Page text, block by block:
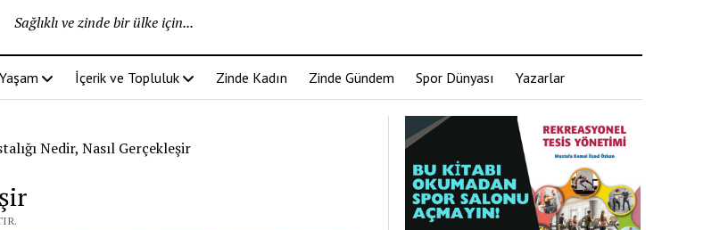
Sağlıklı ve zinde bir ülke için...
Yaşam İçerik ve Topluluk Zinde Kadın Zinde Gündem Spor Dünyası Yazarlar
Nedir, Nasıl Gerçekleşir